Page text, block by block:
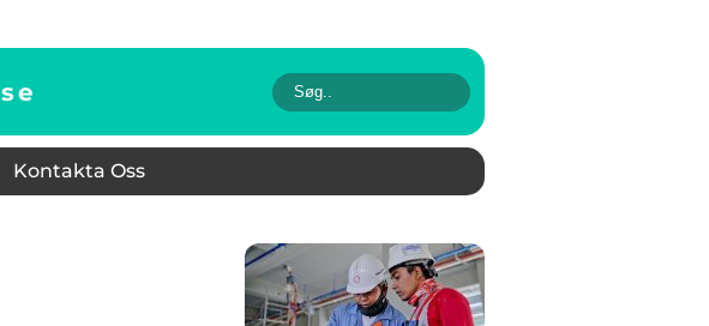
se
Kontakta Oss